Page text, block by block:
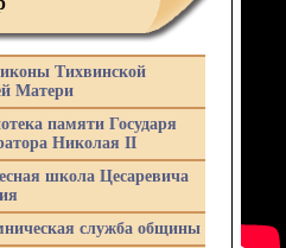
Тихвинской
Матери
памяти Государя
Николая II
школа Цесаревича
служба общины